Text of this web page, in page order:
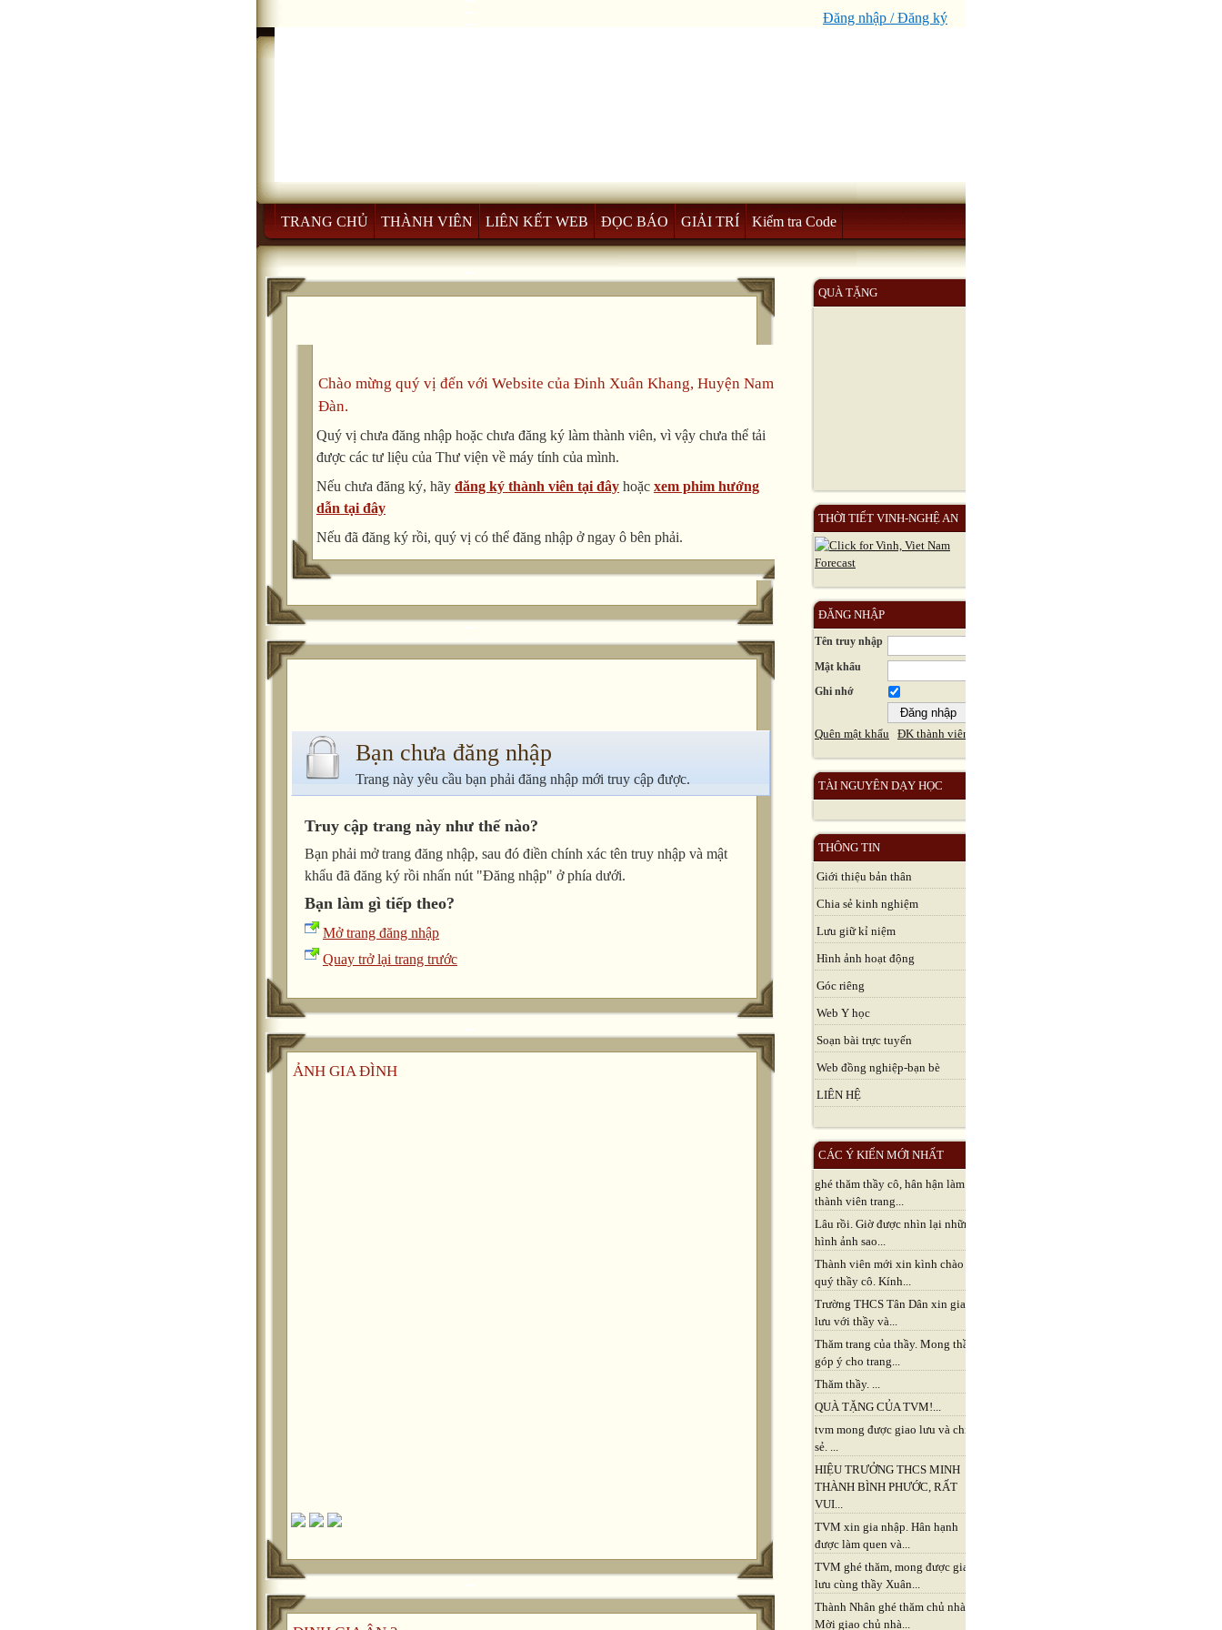
Đăng nhập / Đăng ký
TRANG CHỦ THÀNH VIÊN LIÊN KẾT WEB ĐỌC BÁO GIẢI TRÍ Kiểm tra Code
QUÀ TẶNG
THỜI TIẾT VINH-NGHỆ AN
ĐĂNG NHẬP
Tên truy nhập
Mật khẩu
Ghi nhớ
Quên mật khẩu ĐK thành viên
TÀI NGUYÊN DẠY HỌC
THÔNG TIN
Giới thiệu bản thân
Chia sẻ kinh nghiệm
Lưu giữ kỉ niệm
Hình ảnh hoạt động
Góc riêng
Web Y học
Soạn bài trực tuyến
Web đồng nghiệp-bạn bè
LIÊN HỆ
CÁC Ý KIẾN MỚI NHẤT
ghé thăm thầy cô, hân hận làm
thành viên trang...
Lâu rồi. Giờ được nhìn lại những
hình ảnh sao...
Thành viên mới xin kình chào
quý thầy cô. Kính...
Trường THCS Tân Dân xin giao
lưu với thầy và...
Thăm trang của thầy. Mong thầy
góp ý cho trang...
Thăm thầy. ...
QUÀ TẶNG CỦA TVM!...
tvm mong được giao lưu và chia
sẻ. ...
HIỆU TRƯỞNG THCS MINH
THÀNH BÌNH PHƯỚC, RẤT
VUI...
TVM xin gia nhập. Hân hạnh
được làm quen và...
TVM ghé thăm, mong được giao
lưu cùng thầy Xuân...
Thành Nhân ghé thăm chủ nhà,
Mời giao chủ nhà...
Chào mừng quý vị đến với Website của Đinh Xuân Khang, Huyện Nam
Đàn.
Quý vị chưa đăng nhập hoặc chưa đăng ký làm thành viên, vì vậy chưa thể tải
được các tư liệu của Thư viện về máy tính của mình.
Nếu chưa đăng ký, hãy đăng ký thành viên tại đây hoặc xem phim hướng
dẫn tại đây
Nếu đã đăng ký rồi, quý vị có thể đăng nhập ở ngay ô bên phải.
Bạn chưa đăng nhập
Trang này yêu cầu bạn phải đăng nhập mới truy cập được.
Truy cập trang này như thế nào?
Bạn phải mở trang đăng nhập, sau đó điền chính xác tên truy nhập và mật
khẩu đã đăng ký rồi nhấn nút "Đăng nhập" ở phía dưới.
Bạn làm gì tiếp theo?
Mở trang đăng nhập
Quay trở lại trang trước
ẢNH GIA ĐÌNH